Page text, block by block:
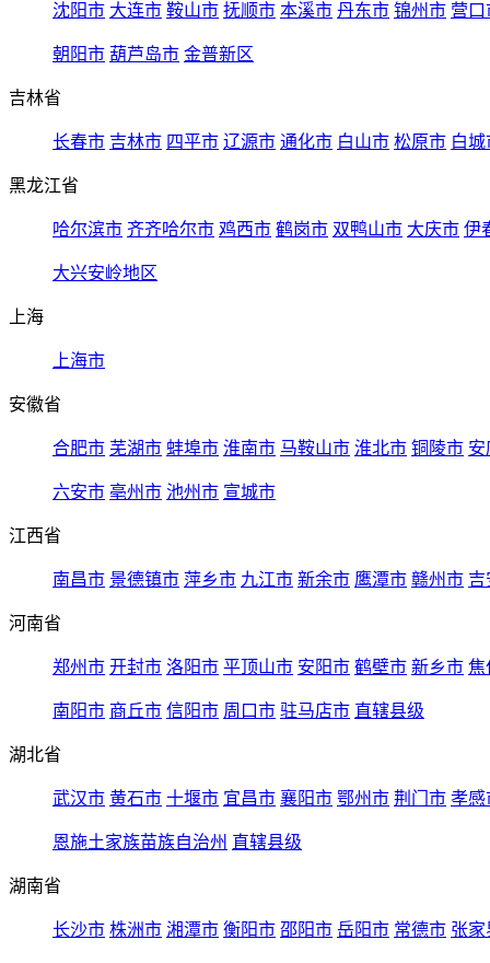
沈阳市 大连市 鞍山市 抚顺市 本溪市 丹东市 锦州市 营口
朝阳市 葫芦岛市 金普新区
吉林省
长春市 吉林市 四平市 辽源市 通化市 白山市 松原市 白城
黑龙江省
哈尔滨市 齐齐哈尔市 鸡西市 鹤岗市 双鸭山市 大庆市 伊
大兴安岭地区
上海
上海市
安徽省
合肥市 芜湖市 蚌埠市 淮南市 马鞍山市 淮北市 铜陵市 安
六安市 亳州市 池州市 宣城市
江西省
南昌市 景德镇市 萍乡市 九江市 新余市 鹰潭市 赣州市 吉
河南省
郑州市 开封市 洛阳市 平顶山市 安阳市 鹤壁市 新乡市 焦
南阳市 商丘市 信阳市 周口市 驻马店市 直辖县级
湖北省
武汉市 黄石市 十堰市 宜昌市 襄阳市 鄂州市 荆门市 孝感
恩施土家族苗族自治州 直辖县级
湖南省
长沙市 株洲市 湘潭市 衡阳市 邵阳市 岳阳市 常德市 张家